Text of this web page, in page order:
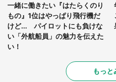
一緒に働きたい『はたらくのり
もの』1位はやっぱり飛行機だ
けど... パイロットにも負けな
い「外航船員」の魅力を伝えた
い！
もっと